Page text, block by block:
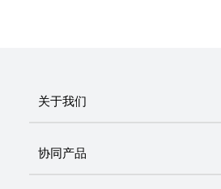
关于我们
协同产品